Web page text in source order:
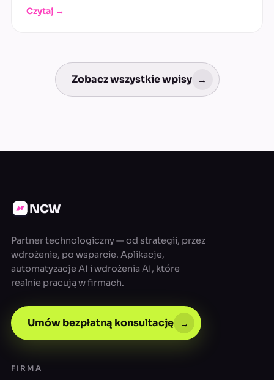
Czytaj →
Zobacz wszystkie wpisy →
NCW
Partner technologiczny — od strategii, przez
wdrożenie, po wsparcie. Aplikacje,
automatyzacje AI i wdrożenia AI, które
realnie pracują w firmach.
Umów bezpłatną konsultację →
FIRMA